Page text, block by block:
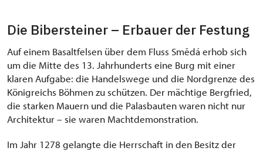
Die Bibersteiner – Erbauer der Festung
Auf einem Basaltfelsen über dem Fluss Smědá erhob sich
um die Mitte des 13. Jahrhunderts eine Burg mit einer
klaren Aufgabe: die Handelswege und die Nordgrenze des
Königreichs Böhmen zu schützen. Der mächtige Bergfried,
die starken Mauern und die Palasbauten waren nicht nur
Architektur – sie waren Machtdemonstration.
Im Jahr 1278 gelangte die Herrschaft in den Besitz der